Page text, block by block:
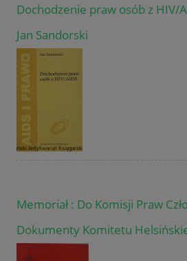
Dochodzenie praw osób z HIV/
Jan Sandorski
Memoriał : Do Komisji Praw
Dokumenty Komitetu